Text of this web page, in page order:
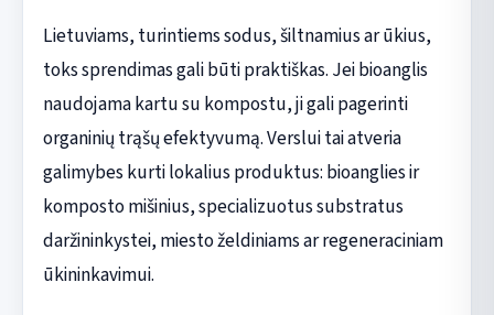
Lietuviams, turintiems sodus, šiltnamius ar ūkius,
toks sprendimas gali būti praktiškas. Jei bioanglis
naudojama kartu su kompostu, ji gali pagerinti
organinių trąšų efektyvumą. Verslui tai atveria
galimybes kurti lokalius produktus: bioanglies ir
komposto mišinius, specializuotus substratus
daržininkystei, miesto želdiniams ar regeneraciniam
ūkininkavimui.